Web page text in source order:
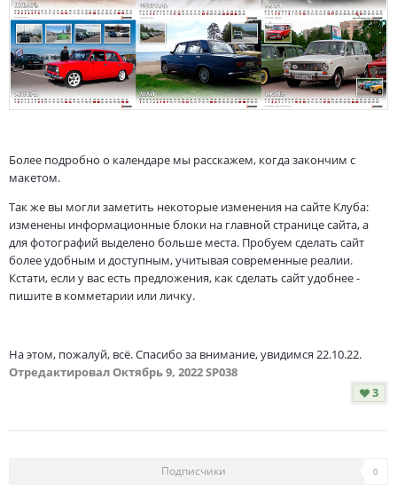
Более подробно о календаре мы расскажем, когда закончим с
макетом.
Так же вы могли заметить некоторые изменения на сайте Клуба:
изменены информационные блоки на главной странице сайта, а
для фотографий выделено больше места. Пробуем сделать сайт
более удобным и доступным, учитывая современные реалии.
Кстати, если у вас есть предложения, как сделать сайт удобнее -
пишите в комметарии или личку.
На этом, пожалуй, всё. Спасибо за внимание, увидимся 22.10.22.
ОтредактировалОктябрь 9, 2022SP038
3
Подписчики 0